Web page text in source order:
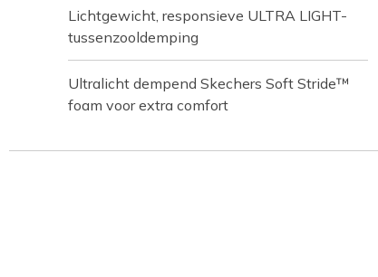
Lichtgewicht, responsieve ULTRA LIGHT-
tussenzooldemping
Ultralicht dempend Skechers Soft Stride™
foam voor extra comfort